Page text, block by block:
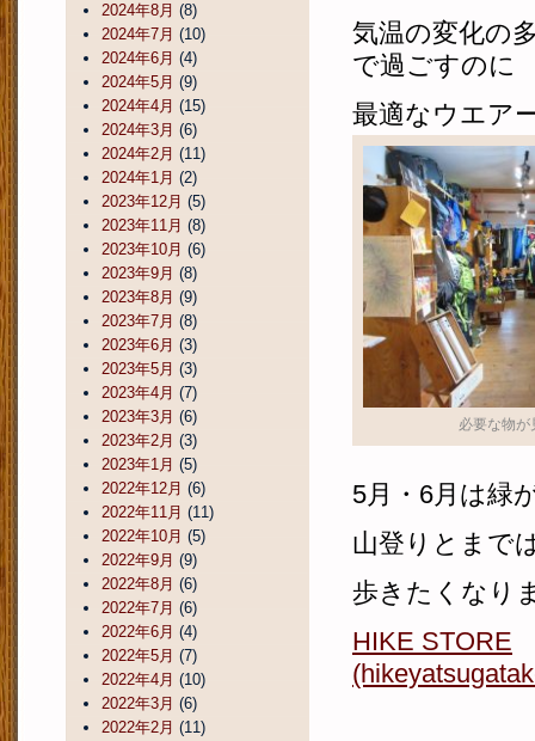
必要な物が
気温の変化の
で過ごすのに
最適なウエア
5月・6月は緑
山登りとまで
歩きたくなり
HIKE STORE
2024年8月 (8)
2024年7月 (10)
2024年6月 (4)
2024年5月 (9)
2024年4月 (15)
2024年3月 (6)
2024年2月 (11)
2024年1月 (2)
2023年12月 (5)
2023年11月 (8)
2023年10月 (6)
2023年9月 (8)
2023年8月 (9)
2023年7月 (8)
2023年6月 (3)
2023年5月 (3)
2023年4月 (7)
2023年3月 (6)
2023年2月 (3)
2023年1月 (5)
2022年12月 (6)
2022年11月 (11)
2022年10月 (5)
2022年9月 (9)
2022年8月 (6)
2022年7月 (6)
2022年6月 (4)
2022年5月 (7)
2022年4月 (10)
2022年3月 (6)
2022年2月 (11)